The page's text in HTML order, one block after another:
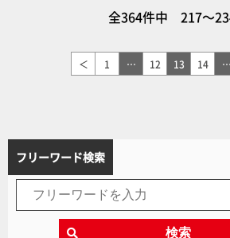
全364件中 217～
＜ 1 … 12 13 14 …
フリーワード検索
検索